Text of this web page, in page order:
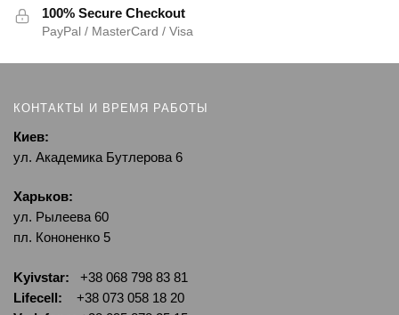
100% Secure Checkout
PayPal / MasterCard / Visa
КОНТАКТЫ И ВРЕМЯ РАБОТЫ
Киев:
ул. Академика Бутлерова 6
Харьков:
ул. Рылеева 60
пл. Кононенко 5
Kyivstar: +38 068 798 83 81
Lifecell:
+38 073 058 18 20